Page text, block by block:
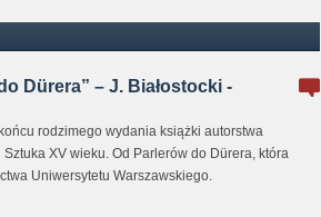
Dürera” – J. Białostocki -
rodzimego wydania książki autorstwa
XV wieku. Od Parlerów do Dürera, która
Uniwersytetu Warszawskiego.